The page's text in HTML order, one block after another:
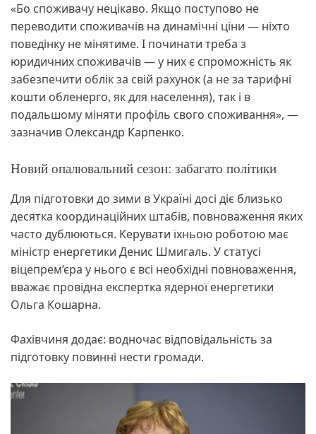
«Бо споживачу нецікаво. Якщо поступово не
переводити споживачів на динамічні ціни — ніхто
поведінку не мінятиме. І починати треба з
юридичних споживачів — у них є спроможність як
забезпечити облік за свій рахунок (а не за тарифні
кошти обленерго, як для населення), так і в
подальшому міняти профіль свого споживання», —
зазначив Олександр Карпенко.
Новий опалювальний сезон: забагато політики
Для підготовки до зими в Україні досі діє близько
десятка координаційних штабів, повноваження яких
часто дублюються. Керувати їхньою роботою має
міністр енергетики Денис Шмигаль. У статусі
віцепрем’єра у нього є всі необхідні повноваження,
вважає провідна експертка ядерної енергетики
Ольга Кошарна.
Фахівчиня додає: водночас відповідальність за
підготовку повинні нести громади.